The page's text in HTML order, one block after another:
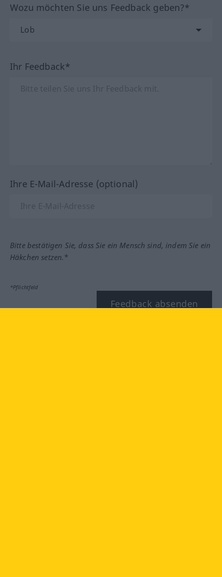
Wozu möchten Sie uns Feedback geben?*
Ihr Feedback*
Ihre E-Mail-Adresse (optional)
Bitte bestätigen Sie, dass Sie ein Mensch sind, indem Sie ein
Häkchen setzen.*
*Pflichtfeld
Feedback absenden